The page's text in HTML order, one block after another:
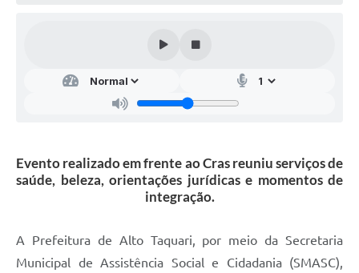
Evento realizado em frente ao Cras reuniu serviços de
saúde, beleza, orientações jurídicas e momentos de
integração.
A Prefeitura de Alto Taquari, por meio da Secretaria
Municipal de Assistência Social e Cidadania (SMASC),